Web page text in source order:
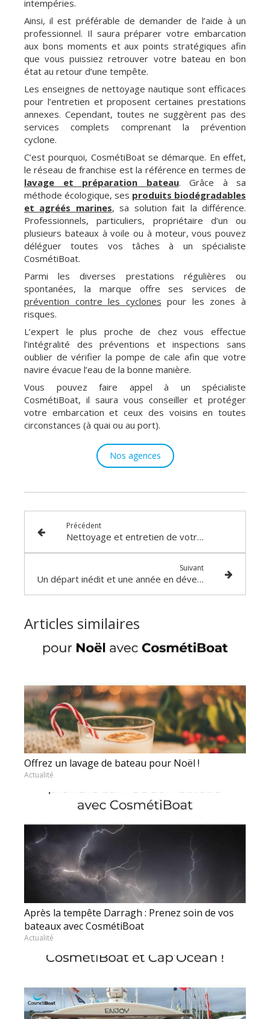
intempéries.
Ainsi, il est préférable de demander de l’aide à un
professionnel. Il saura préparer votre embarcation
aux bons moments et aux points stratégiques afin
que vous puissiez retrouver votre bateau en bon
état au retour d’une tempête.
Les enseignes de nettoyage nautique sont efficaces
pour l’entretien et proposent certaines prestations
annexes. Cependant, toutes ne suggèrent pas des
services complets comprenant la prévention
cyclone.
C’est pourquoi, CosmétiBoat se démarque. En effet,
le réseau de franchise est la référence en termes de
lavage et préparation bateau. Grâce à sa
méthode écologique, ses produits biodégradables
et agréés marines, sa solution fait la différence.
Professionnels, particuliers, propriétaire d’un ou
plusieurs bateaux à voile ou à moteur, vous pouvez
déléguer toutes vos tâches à un spécialiste
CosmétiBoat.
Parmi les diverses prestations régulières ou
spontanées, la marque offre ses services de
prévention contre les cyclones pour les zones à
risques.
L’expert le plus proche de chez vous effectue
l’intégralité des préventions et inspections sans
oublier de vérifier la pompe de cale afin que votre
navire évacue l’eau de la bonne manière.
Vous pouvez faire appel à un spécialiste
CosmétiBoat, il saura vous conseiller et protéger
votre embarcation et ceux des voisins en toutes
circonstances (à quai ou au port).
Nos agences
Précédent
Nettoyage et entretien de votre bateau : les 3 erreurs à ne pas commettre
Suivant
Un départ inédit et une année en développement pour l’agence CosmétiBoat Riviéra
Articles similaires
Offrez un lavage de bateau pour Noël !
Actualité
Après la tempête Darragh : Prenez soin de vos
bateaux avec CosmétiBoat
Actualité